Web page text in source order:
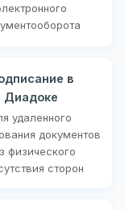
в
Диадоке
удаленного
документов
физического
сторон